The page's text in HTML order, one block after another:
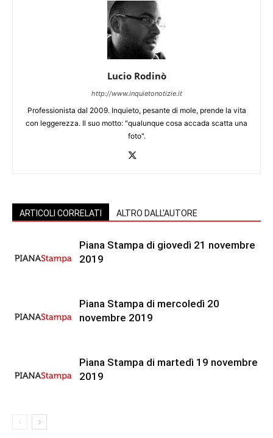
Lucio Rodinò
http://www.inquietonotizie.it
Professionista dal 2009. Inquieto, pesante di mole, prende la vita
con leggerezza. Il suo motto: "qualunque cosa accada scatta una
foto".
ARTICOLI CORRELATI ALTRO DALL'AUTORE
Piana Stampa di giovedì 21 novembre
2019
Piana Stampa di mercoledì 20
novembre 2019
Piana Stampa di martedì 19 novembre
2019